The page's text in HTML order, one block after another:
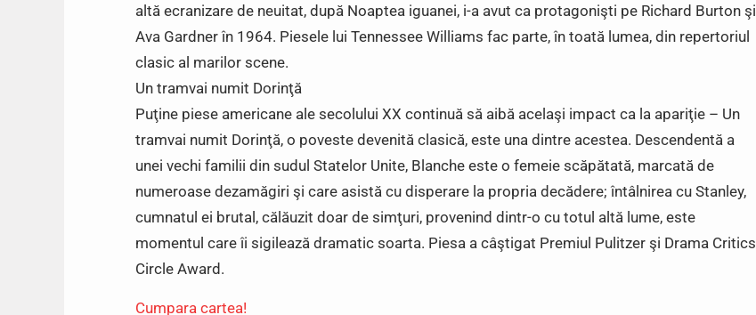
altă ecranizare de neuitat, după Noaptea iguanei, i-a avut ca protagonişti pe Richard Burton şi
Ava Gardner în 1964. Piesele lui Tennessee Williams fac parte, în toată lumea, din repertoriul
clasic al marilor scene.
Un tramvai numit Dorinţă
Puţine piese americane ale secolului XX continuă să aibă acelaşi impact ca la apariţie – Un
tramvai numit Dorinţă, o poveste devenită clasică, este una dintre acestea. Descendentă a
unei vechi familii din sudul Statelor Unite, Blanche este o femeie scăpătată, marcată de
numeroase dezamăgiri şi care asistă cu disperare la propria decădere; întâlnirea cu Stanley,
cumnatul ei brutal, călăuzit doar de simţuri, provenind dintr-o cu totul altă lume, este
momentul care îi sigilează dramatic soarta. Piesa a câştigat Premiul Pulitzer şi Drama Critics
Circle Award.
Cumpara cartea!